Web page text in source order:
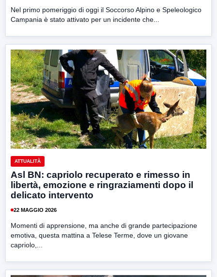
Nel primo pomeriggio di oggi il Soccorso Alpino e Speleologico
Campania è stato attivato per un incidente che...
ATTUALITÀ
Asl BN: capriolo recuperato e rimesso in
libertà, emozione e ringraziamenti dopo il
delicato intervento
22 MAGGIO 2026
Momenti di apprensione, ma anche di grande partecipazione
emotiva, questa mattina a Telese Terme, dove un giovane
capriolo,...